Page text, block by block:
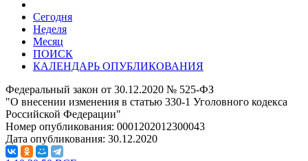
Сегодня
Неделя
Месяц
ПОИСК
КАЛЕНДАРЬ ОПУБЛИКОВАНИЯ
Федеральный закон от 30.12.2020 № 525-ФЗ
"О внесении изменения в статью 330-1 Уголовного кодекса
Российской Федерации"
Номер опубликования: 0001202012300043
Дата опубликования: 30.12.2020